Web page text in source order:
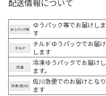
ゆうパック等でお届けしま
す
チルドゆうパックでお届け
します
冷凍ゆうパックでお届けし
ます。
佐川急便でのお届けとなり
ます